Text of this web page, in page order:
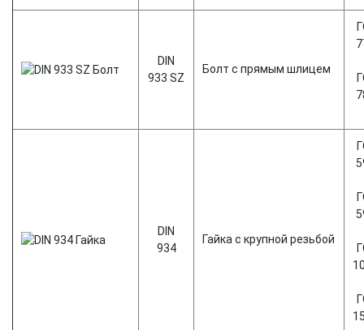
DIN
933 SZ
Болт с прямым шлицем
DIN
934
Гайка с крупной резьбой